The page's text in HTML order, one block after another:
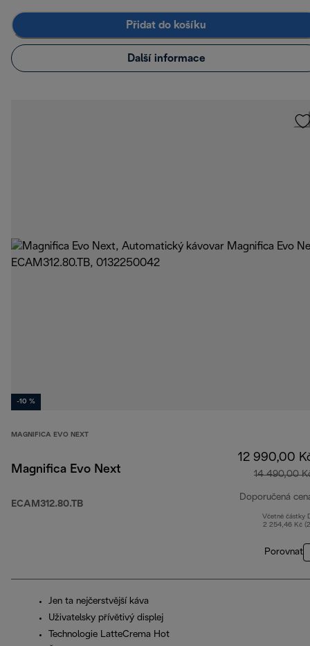
Přidat do košíku
Další informace
-10 %
MAGNIFICA EVO NEXT
Magnifica Evo Next
ECAM312.80.TB
12 990,00
14 490,00
Doporučená
Včetně částky
2 254,46 Kč
Porovnat
Jen ta nejčerstvější káva
Uživatelsky přívětivý displej
Technologie LatteCrema Hot